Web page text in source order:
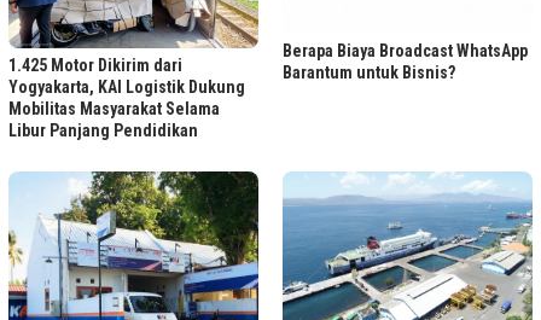
1.425 Motor Dikirim dari
Yogyakarta, KAI Logistik Dukung
Mobilitas Masyarakat Selama
Libur Panjang Pendidikan
Berapa Biaya Broadcast WhatsApp
Barantum untuk Bisnis?